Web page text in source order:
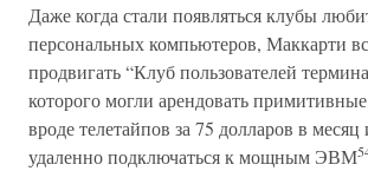
Даже когда стали появляться клубы
персональных компьютеров, Маккарти
продвигать “Клуб пользователей
которого могли арендовать примитивные
вроде телетайпов за 75 долларов в
удаленно подключаться к мощным ЭВМ